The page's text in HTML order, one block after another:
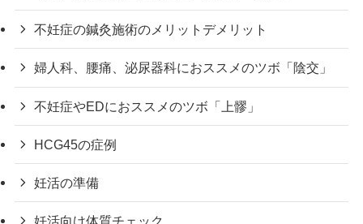
不妊症の鍼灸施術のメリットデメリット
婦人科、腰痛、泌尿器科におススメのツボ「陰交」
不妊症やEDにおススメのツボ「上髎」
HCG45の症例
妊活の準備
妊活向け体質チェック